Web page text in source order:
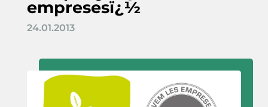
empresesï¿½
24.01.2013